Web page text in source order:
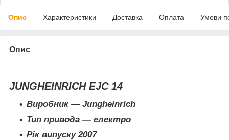
Опис Характеристики Доставка Оплата Умови
Опис
JUNGHEINRICH EJC 14
Виробник — Jungheinrich
Тип привода — електро
Рік випуску 2007